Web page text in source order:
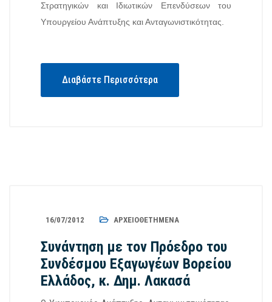
Στρατηγικών και Ιδιωτικών Επενδύσεων του
Υπουργείου Ανάπτυξης και Ανταγωνιστικότητας.
Διαβάστε Περισσότερα
16/07/2012 ΑΡΧΕΙΟΘΕΤΗΜΈΝΑ
Συνάντηση με τον Πρόεδρο του
Συνδέσμου Εξαγωγέων Βορείου
Ελλάδος, κ. Δημ. Λακασά